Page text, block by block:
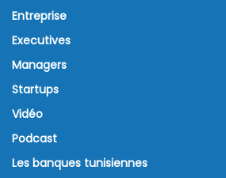
Entreprise
Executives
Managers
Startups
Vidéo
Podcast
Les banques tunisiennes